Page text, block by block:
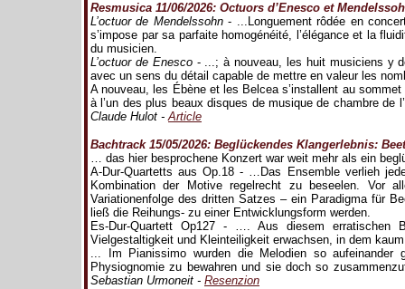
Resmusica 11/06/2026: Octuors d’Enesco et
L’octuor de Mendelssohn- ...Longuement rôdée en
s’impose par sa parfaite homogénéité, l’élégance et la
du musicien.
L’octuor de Enesco- ...; à nouveau, les huit musiciens y
avec un sens du détail capable de mettre en valeur les
A nouveau, les Ébène et les Belcea s’installent au
à l’un des plus beaux disques de musique de chambre
Claude Hulot -Article
Bachtrack 15/05/2026: Beglückendes Klangerlebnis:
… das hier besprochene Konzert war weit mehr als ein
A-Dur-Quartetts aus Op.18 - …Das Ensemble verlieh
Kombination der Motive regelrecht zu beseelen. Vor
Variationenfolge des dritten Satzes – ein Paradigma für
ließ die Reihungs- zu einer Entwicklungsform werden.
Es-Dur-Quartett Op127 - …. Aus diesem
Vielgestaltigkeit und Kleinteiligkeit erwachsen, in dem
... Im Pianissimo wurden die Melodien so
Physiognomie zu bewahren und sie doch so
Sebastian Urmoneit - Resenzion